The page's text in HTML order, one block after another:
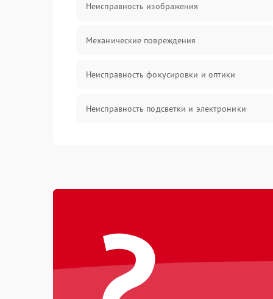
Неисправность изображения
Механические повреждения
Неисправность фокусировки и оптики
Неисправность подсветки и электроники
Управление
Корпус/Герметичность